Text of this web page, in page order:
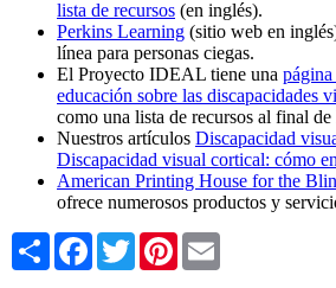
lista de recursos (en inglés).
Perkins Learning (sitio web en
línea para personas ciegas.
El Proyecto IDEAL tiene una
educación sobre las discapacidades
como una lista de recursos al final de
Nuestros artículos Discapacidad
Discapacidad visual cortical: cómo
American Printing House for the
ofrece numerosos productos y
Share Facebook
TwitterPinterest